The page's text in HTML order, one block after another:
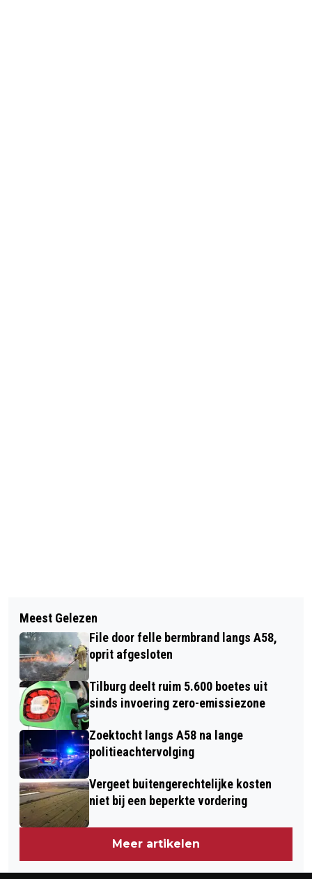
HOOGSTE PUNT NIEUWBOUW ETZ
BEREIKT: NIEUWE FASE VAN START
VEEL SCHADE EN TWEE GEWONDEN
NA ONGEVAL OP BURG.
LETSCHERTWEG
Meest Gelezen
File door felle bermbrand langs A58,
oprit afgesloten
Tilburg deelt ruim 5.600 boetes uit
sinds invoering zero-emissiezone
Zoektocht langs A58 na lange
politieachtervolging
Vergeet buitengerechtelijke kosten
niet bij een beperkte vordering
Meer artikelen